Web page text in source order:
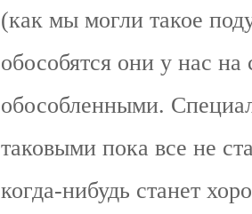
(как мы могли такое
обособятся они у нас
обособленными.
таковыми пока все не
когда-нибудь станет